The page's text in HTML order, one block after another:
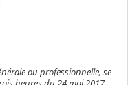
ou professionnelle, se